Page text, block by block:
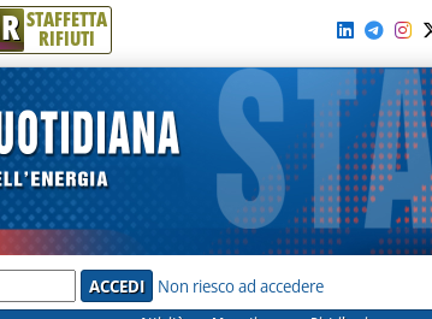
R STAFFETTA
RIFIUTI
Non riesco ad accedere